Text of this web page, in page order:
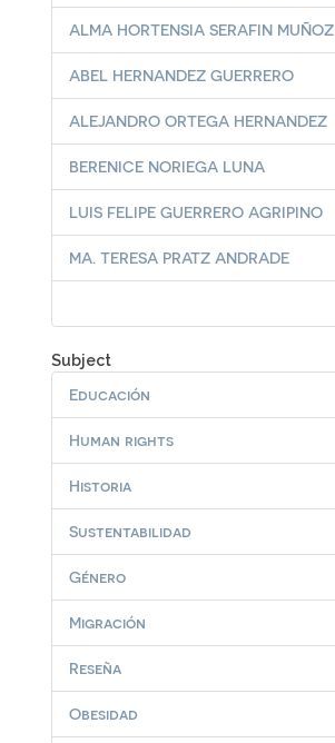
ALMA HORTENSIA SERAFIN MUÑOZ
ABEL HERNANDEZ GUERRERO
ALEJANDRO ORTEGA HERNANDEZ
BERENICE NORIEGA LUNA
LUIS FELIPE GUERRERO AGRIPINO
MA. TERESA PRATZ ANDRADE
Subject
Educación
Human rights
Historia
Sustentabilidad
Género
Migración
Reseña
Obesidad